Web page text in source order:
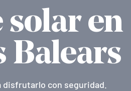
solar en
Balears
con seguridad.